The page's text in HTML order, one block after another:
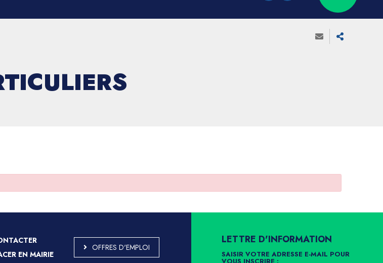
EN MAIRIE
OFFRES D'EMPLOI
LETTRE D'INFORMATION
SAISIR VOTRE ADRESSE E-MAIL POUR